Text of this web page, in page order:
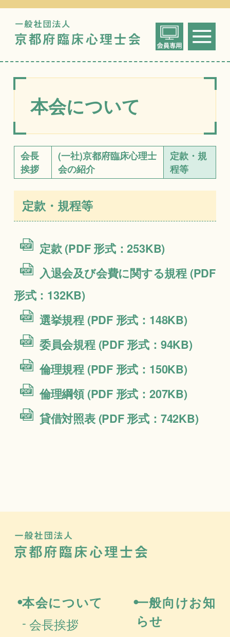
一般社団法人
京都府臨床心
本会について
会長
挨拶
(一社)京都府臨床心理士
会の紹介
定款・規
程等
定款・規程等
定款 (PDF 形式：253KB)
入退会及び会費に関する規程 (PDF
形式：132KB)
選挙規程 (PDF 形式：148KB)
委員会規程 (PDF 形式：94KB)
倫理規程 (PDF 形式：150KB)
倫理綱領 (PDF 形式：207KB)
貸借対照表 (PDF 形式：742KB)
本会について
会長挨拶
一般向けお知
らせ